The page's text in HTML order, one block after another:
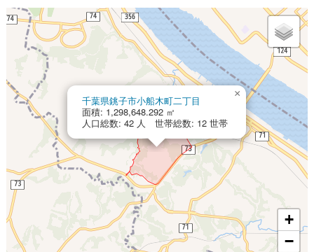
千葉県銚子市小船木町二丁目
面積: 1,298,648.292 ㎡
人口総数: 42 人 世帯総数: 12 世帯
×
+
−